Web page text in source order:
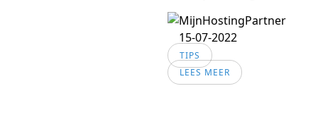
15-07-2022
TIPS
LEES MEER